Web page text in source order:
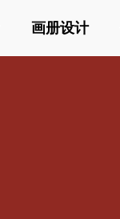
画册设计